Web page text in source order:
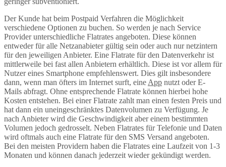
Der Kunde hat beim Postpaid Verfahren die Möglichkeit
verschiedene Optionen zu buchen. So werden je nach Service
Provider unterschiedliche Flatrates angeboten. Diese können
entweder für alle Netzanabieter gültig sein oder auch nur netzintern
für den jeweiligen Anbieter. Eine Flatrate für den Datenverkehr ist
mittlerweile bei fast allen Anbietern erhältlich. Diese ist vor allem für
Nutzer eines Smartphone empfehlenswert. Dies gilt insbesondere
dann, wenn man öfters im Internet surft, eine App nutzt oder E-
Mails abfragt. Ohne entsprechende Flatrate können hierbei hohe
Kosten entstehen. Bei einer Flatrate zahlt man einen festen Preis und
hat dann ein uneingeschränktes Datenvolumen zu Verfügung. Je
nach Anbieter wird die Geschwindigkeit aber einem bestimmten
Volumen jedoch gedrosselt. Neben Flatrates für Telefonie und Daten
wird oftmals auch eine Flatrate für den SMS Versand angeboten.
Bei den meisten Providern haben die Flatrates eine Laufzeit von 1-3
Monaten und können danach jederzeit wieder gekündigt werden.